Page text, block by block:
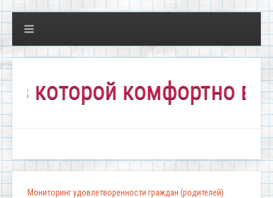
комфортно всем!"
Мониторинг удовлетворенности граждан (родителей)